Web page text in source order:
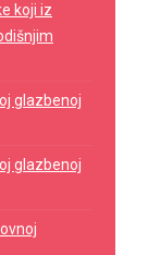
koji iz
glazbenoj
glazbenoj